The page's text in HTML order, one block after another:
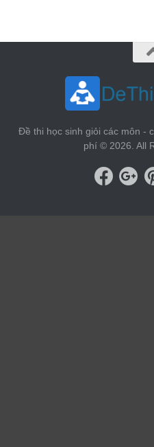
Đề thi học sinh giỏi các môn -
phí © 2026. All